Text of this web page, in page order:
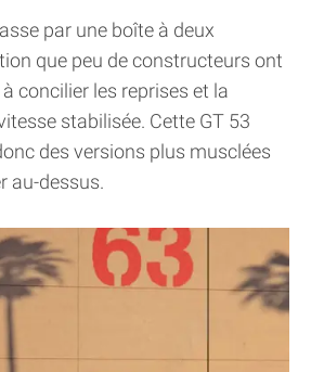
par une boîte à deux
que peu de constructeurs ont
concilier les reprises et la
stabilisée. Cette GT 53
des versions plus musclées
au-dessus.